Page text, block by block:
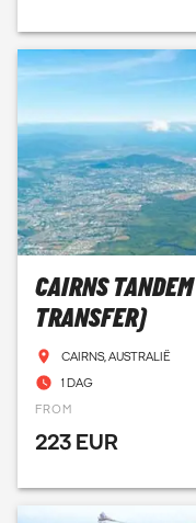
CAIRNS
TRANSFER)
CAIRNS, AUSTRALIË
1 DAG
FROM
223 EUR